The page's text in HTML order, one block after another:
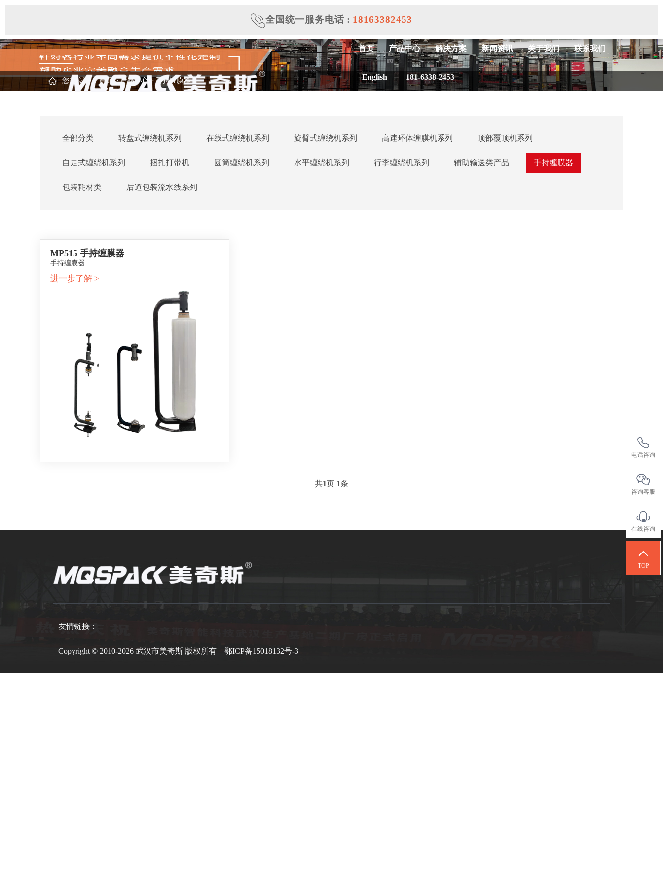
全国统一服务电话 : 18163382453
首页 产品中心 解决方案 新闻资讯 关于我们 联系我们
English 181-6338-2453
您的位置：首页 >产品中心 >手持缠膜器
全部分类 转盘式缠绕机系列 在线式缠绕机系列 旋臂式缠绕机系列 高速环体缠膜机系列 顶部覆顶机系列
自走式缠绕机系列 捆扎打带机 圆筒缠绕机系列 水平缠绕机系列 行李缠绕机系列 辅助输送类产品 手持缠膜器
包装耗材类 后道包装流水线系列
MP515 手持缠膜器
手持缠膜器
进一步了解 >
共1页 1条
电话咨询
咨询客服
在线咨询
TOP
友情链接：
Copyright © 2010-2026 武汉市美奇斯 版权所有 鄂ICP备15018132号-3